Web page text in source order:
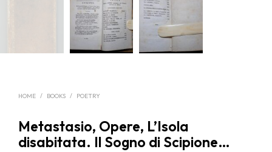
HOME / BOOKS / POETRY
Metastasio, Opere, L’Isola
disabitata. Il Sogno di Scipione…